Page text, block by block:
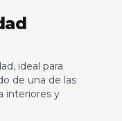
ideal para
de una de las
interiores y